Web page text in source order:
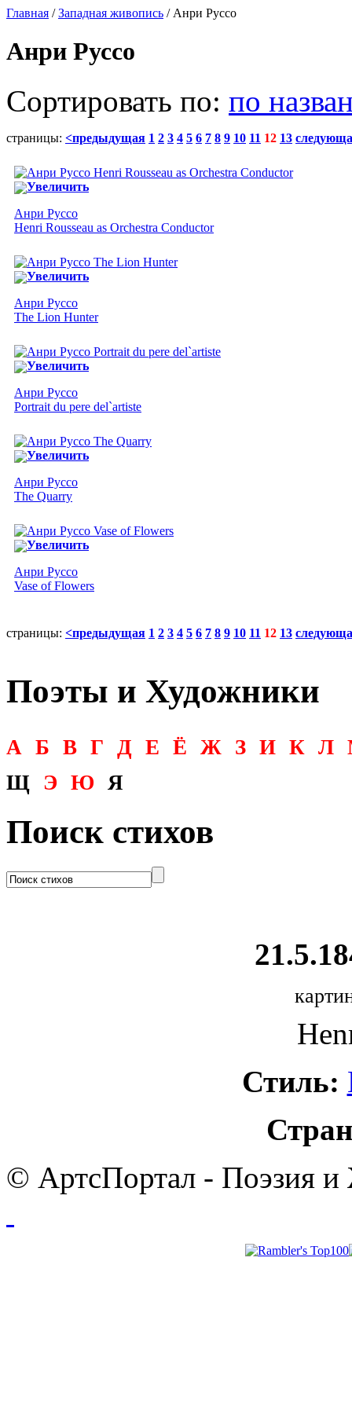
Главная /Западная живопись / Анри Руссо
Анри Руссо
Сортировать по: по
страницы: <предыдущая 1 2 3 4 5 6 7 8 9 10 11 12 13
Увеличить
Анри Руссо
Henri Rousseau as Orchestra Conductor
Увеличить
Анри Руссо
The Lion Hunter
Увеличить
Анри Руссо
Portrait du pere del`artiste
Увеличить
Анри Руссо
The Quarry
Увеличить
Анри Руссо
Vase of Flowers
страницы: <предыдущая 1 2 3 4 5 6 7 8 9 10 11 12 13
Поэты и Художники
А Б В Г Д Е Ё Ж З И К Л
Щ
Э Ю Я
Поиск стихов
Стиль:
© АртсПортал - Поэзия